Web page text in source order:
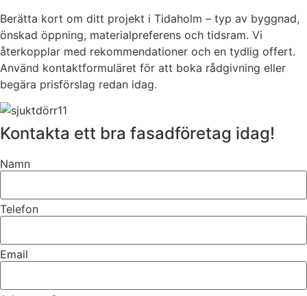
Berätta kort om ditt projekt i Tidaholm – typ av byggnad,
önskad öppning, materialpreferens och tidsram. Vi
återkopplar med rekommendationer och en tydlig offert.
Använd kontaktformuläret för att boka rådgivning eller
begära prisförslag redan idag.
Kontakta ett bra fasadföretag idag!
Namn
Telefon
Email